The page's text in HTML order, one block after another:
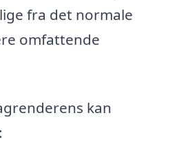
fra det normale
omfattende
kan